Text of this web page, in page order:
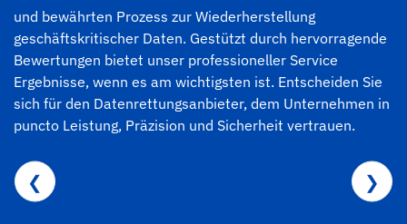
und bewährten Prozess zur Wiederherstellung
geschäftskritischer Daten. Gestützt durch hervorragende
Bewertungen bietet unser professioneller Service
Ergebnisse, wenn es am wichtigsten ist. Entscheiden Sie
sich für den Datenrettungsanbieter, dem Unternehmen in
puncto Leistung, Präzision und Sicherheit vertrauen.
❮ ❯